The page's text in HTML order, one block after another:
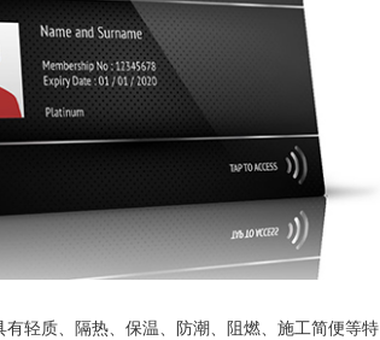
轻质、隔热、保温、防潮、阻燃、施工简便等特